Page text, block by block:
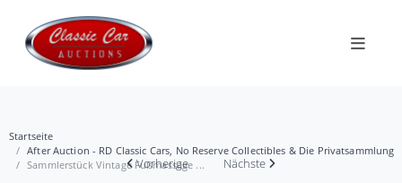
Startseite
After Auction - RD Classic Cars, No Reserve Collectibles & Die Privatsammlung
Sammlerstück Vintage Fußmassage ...
Vorherige Nächste